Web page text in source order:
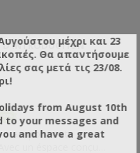
D'INTRODUCTION
transporter et
un éspace conçu
μέχρι και 23
Θα απαντήσουμε
σας μετά τις 23/08.
from August 10th
to your messages and
and have a great